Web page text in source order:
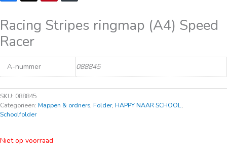
Racing Stripes ringmap (A4) Speed
Racer
A-nummer 088845
SKU: 088845
Categorieën: Mappen & ordners, Folder, HAPPY NAAR SCHOOL,
Schoolfolder
Niet op voorraad